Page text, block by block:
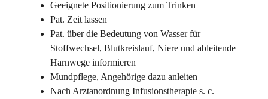
Geeignete Positionierung zum Trinken
Pat. Zeit lassen
Pat. über die Bedeutung von Wasser für
Stoffwechsel, Blutkreislauf, Niere und ableitende
Harnwege informieren
Mundpflege, Angehörige dazu anleiten
Nach Arztanordnung Infusionstherapie s. c.